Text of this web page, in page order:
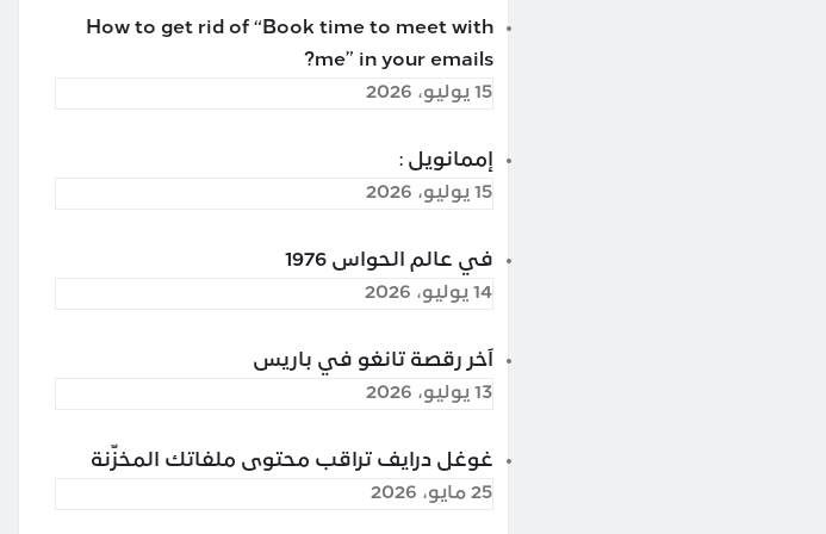
How to get rid of “Book time to meet with
me” in your emails?
15 يوليو، 2026
إممانويل :
15 يوليو، 2026
في عالم الحواس 1976
14 يوليو، 2026
آخر رقصة تانغو في باريس
13 يوليو، 2026
غوغل درايف تراقب محتوى ملفاتك المخزّنة
25 مايو، 2026